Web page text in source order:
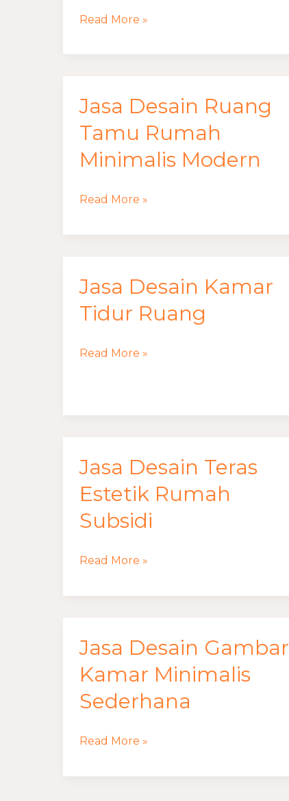
Minimalis
Read More »
Jasa Desain Ruang
Tamu Rumah
Minimalis Modern
Jasa
Ruang
Tamu
Minimalis
Read More »
Jasa Desain Kamar
Tidur Ruang
Jasa
Desain
Kamar
Read More »
Jasa Desain Teras
Estetik Rumah
Subsidi
Jasa
Teras
Estetik
Subsidi
Read More »
Jasa Desain Gambar
Kamar Minimalis
Sederhana
Jasa
Gambar
Kamar
Sederhana
Read More »